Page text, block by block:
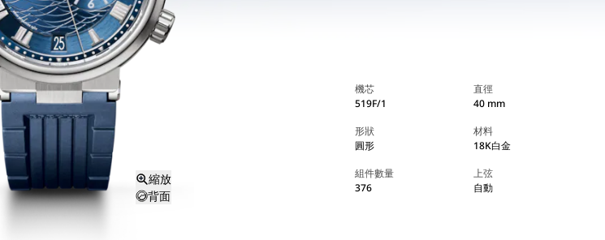
縮放
背面
機芯
519F/1
直徑
40 mm
形狀
圓形
材料
18K白金
組件數量
376
上弦
自動